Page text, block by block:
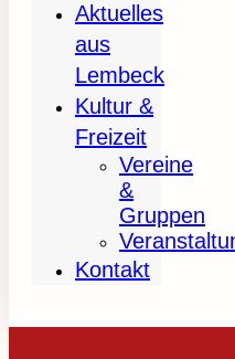
Aktuelles
aus
Lembeck
Kultur &
Freizeit
Vereine
&
Gruppen
Kontakt